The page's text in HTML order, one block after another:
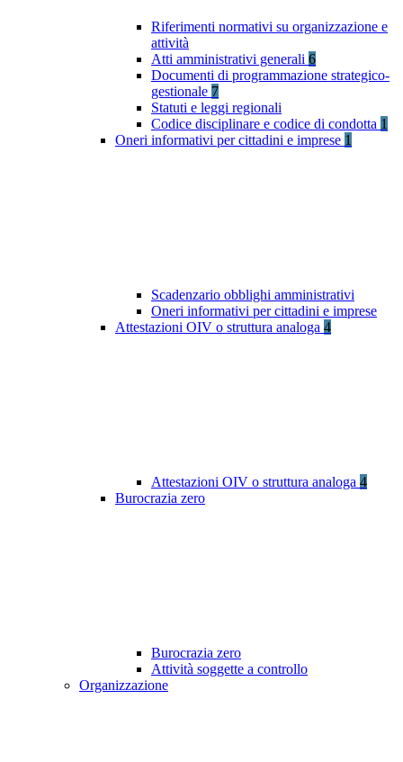
Riferimenti normativi su organizzazione e
attività
Atti amministrativi generali 6
Documenti di programmazione strategico-
gestionale 7
Statuti e leggi regionali
Codice disciplinare e codice di condotta 1
Oneri informativi per cittadini e imprese 1
Scadenzario obblighi amministrativi
Oneri informativi per cittadini e imprese
Attestazioni OIV o struttura analoga 4
Attestazioni OIV o struttura analoga 4
Burocrazia zero
Burocrazia zero
Attività soggette a controllo
Organizzazione